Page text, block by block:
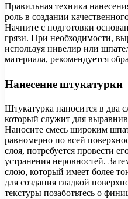
Правильная техника
роль в создании
Начните с подготовки
грязи. При необходимости,
используя нивелир или
материала, рекомендуется
Нанесение штукатурки
Штукатурка наносится в два
который служит для
Наносите смесь широким
равномерно по всей
слоя, потребуется провести
устранения неровностей.
слою, который имеет более
для создания гладкой
текстуры позаботьтесь о